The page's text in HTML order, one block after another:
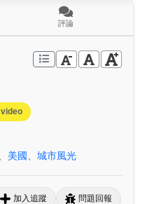
評論
video
美國 城市風光
加入追蹤 問題回報